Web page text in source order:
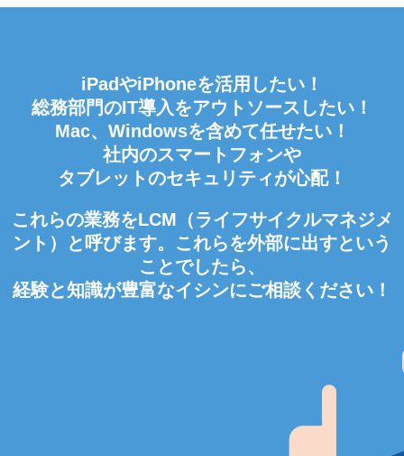
iPadやiPhoneを活用したい！
総務部門のIT導入をアウトソースしたい！
Mac、Windowsを含めて任せたい！
社内のスマートフォンや
タブレットのセキュリティが心配！
これらの業務をLCM（ライフサイクルマネジメ
ント）と呼びます。これらを外部に出すという
ことでしたら、
経験と知識が豊富なイシンにご相談ください！